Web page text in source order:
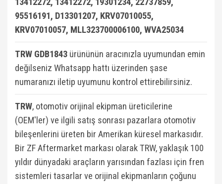
95516191, D13301207, KRV07010055,
KRV07010057, MLL323700006100, WVA25034
TRW GDB1843 ürününün aracınızla uyumundan emin
değilseniz Whatsapp hattı üzerinden şase
numaranızı iletip uyumunu kontrol ettirebilirsiniz.
TRW, otomotiv orijinal ekipman üreticilerine
(OEM'ler) ve ilgili satış sonrası pazarlara otomotiv
bileşenlerini üreten bir Amerikan küresel markasıdır.
Bir ZF Aftermarket markası olarak TRW, yaklaşık 100
yıldır dünyadaki araçların yarısından fazlası için fren
sistemleri tasarlar ve orijinal ekipmanların çoğunu